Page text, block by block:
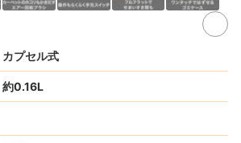
カプセル式
約0.16L